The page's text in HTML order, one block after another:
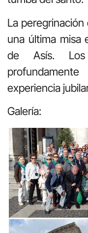
La
una última misa
de Asís. Los
experiencia
Galería: